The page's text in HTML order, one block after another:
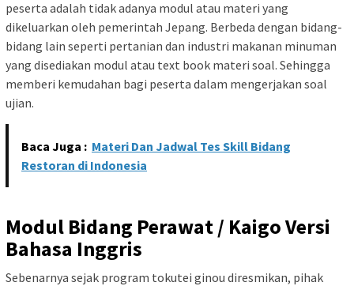
peserta adalah tidak adanya modul atau materi yang
dikeluarkan oleh pemerintah Jepang. Berbeda dengan bidang-
bidang lain seperti pertanian dan industri makanan minuman
yang disediakan modul atau text book materi soal. Sehingga
memberi kemudahan bagi peserta dalam mengerjakan soal
ujian.
Baca Juga : Materi Dan Jadwal Tes Skill Bidang
Restoran di Indonesia
Modul Bidang Perawat / Kaigo Versi
Bahasa Inggris
Sebenarnya sejak program tokutei ginou diresmikan, pihak